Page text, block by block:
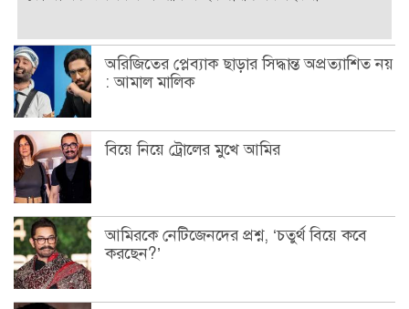
অরিজিতের প্লেব্যাক ছাড়ার সিদ্ধান্ত অপ্রত্যাশিত নয়
: আমাল মালিক
বিয়ে নিয়ে ট্রোলের মুখে আমির
আমিরকে নেটিজেনদের প্রশ্ন, ‘চতুর্থ বিয়ে কবে
করছেন?’